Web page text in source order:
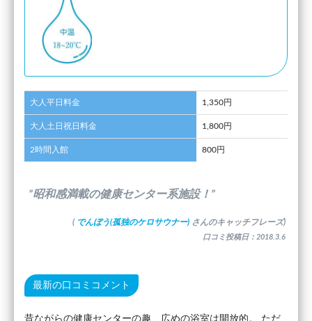
大人平日料金 1,350円
大人土日祝日料金 1,800円
2時間入館 800円
”昭和感満載の健康センター系施設！”
( でんぼう(孤独のケロサウナー) さんのキャッチフレーズ)
口コミ投稿日：2018.3.6
最新の口コミコメント
昔ながらの健康センターの趣、広めの浴室は開放的。 ただ